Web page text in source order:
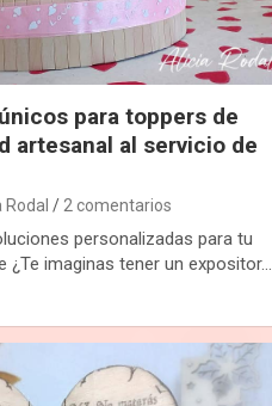
para toppers de
artesanal al servicio de
Rodal 2 comentarios
personalizadas para tu
imaginas tener un expositor…